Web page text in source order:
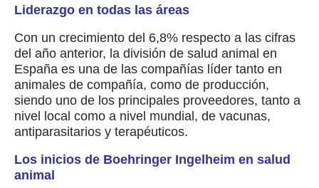
Liderazgo en todas las áreas
Con un crecimiento del 6,8% respecto a las cifras
del año anterior, la división de salud animal en
España es una de las compañías líder tanto en
animales de compañía, como de producción,
siendo uno de los principales proveedores, tanto a
nivel local como a nivel mundial, de vacunas,
antiparasitarios y terapéuticos.
Los inicios de Boehringer Ingelheim en salud
animal